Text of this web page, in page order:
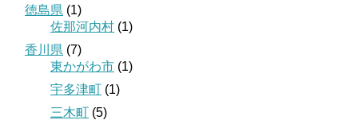
徳島県 (1)
佐那河内村 (1)
香川県 (7)
東かがわ市 (1)
宇多津町 (1)
三木町 (5)